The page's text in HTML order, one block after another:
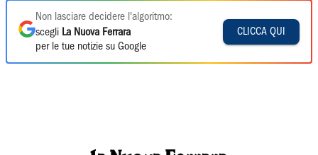
Non lasciare decidere l'algoritmo:
scegli La Nuova Ferrara
per le tue notizie su Google
CLICCA QUI